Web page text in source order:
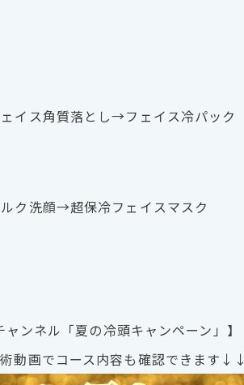
イス角質落とし→フェイス冷パック
ク洗顔→超保冷フェイスマスク
ンネル「夏の冷頭キャンペーン」】
動画でコース内容も確認できます↓↓